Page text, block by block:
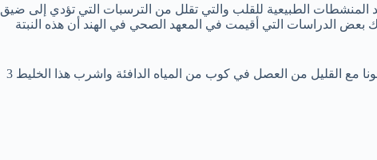
المنشطات الطبيعية للقلب والتي تقلل من الترسبات التي تؤدي إلى ضيق
بعض الدراسات التي أقيمت في المعهد الصحي في الهند أن هذه النبتة
قم بإضافة نصف ملعقة من مسحوق نبتة الأرجونا مع القليل من العصل في كوب من المياه الدافئة واشرب هذا الخليط 3